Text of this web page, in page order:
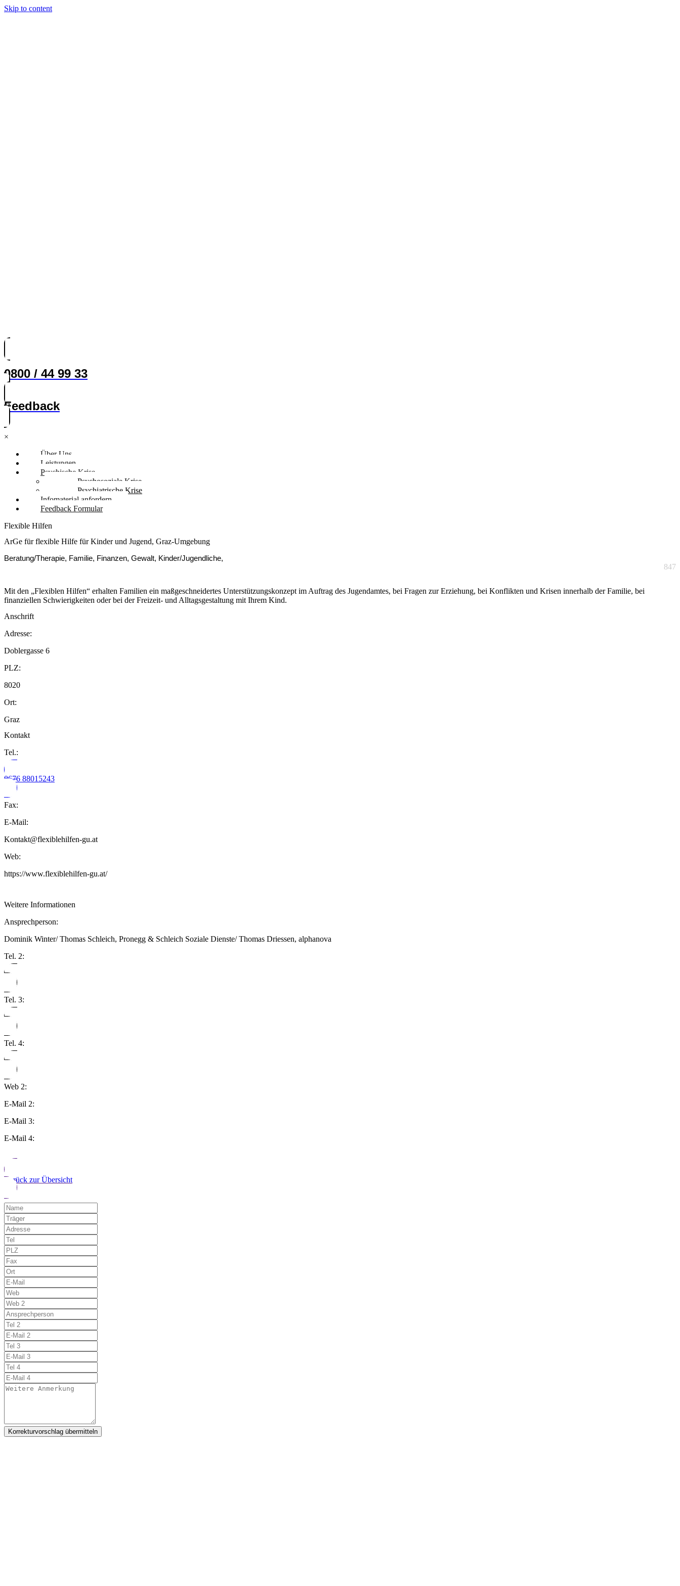
Skip to content
0800 / 44 99 33
Feedback
×
Über Uns
Leistungen
Psychische Krise
Psychosoziale Krise
Psychiatrische Krise
Infomaterial anfordern
Feedback Formular
Flexible Hilfen
ArGe für flexible Hilfe für Kinder und Jugend, Graz-Umgebung
Beratung/Therapie, Familie, Finanzen, Gewalt, Kinder/Jugendliche,
847
Mit den „Flexiblen Hilfen“ erhalten Familien ein maßgeschneidertes Unterstützungskonzept im Auftrag des Jugendamtes, bei Fragen zur Erziehung, bei Konflikten und Krisen innerhalb der Familie, bei
finanziellen Schwierigkeiten oder bei der Freizeit- und Alltagsgestaltung mit Ihrem Kind.
Anschrift
Adresse:
Doblergasse 6
PLZ:
8020
Ort:
Graz
Kontakt
Tel.:
0676 88015243
Fax:
E-Mail:
Kontakt@flexiblehilfen-gu.at
Web:
https://www.flexiblehilfen-gu.at/
Weitere Informationen
Ansprechperson:
Dominik Winter/ Thomas Schleich, Pronegg & Schleich Soziale Dienste/ Thomas Driessen, alphanova
Tel. 2:
Tel. 3:
Tel. 4:
Web 2:
E-Mail 2:
E-Mail 3:
E-Mail 4:
Zurück zur Übersicht
Korrekturvorschlag übermitteln